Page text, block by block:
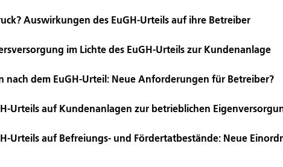
Auswirkungen des EuGH-Urteils auf ihre Betreiber
im Lichte des EuGH-Urteils zur Kundenanlage
nach dem EuGH-Urteil: Neue Anforderungen für Betreiber?
Urteils auf Kundenanlagen zur betrieblichen
Urteils auf Befreiungs- und Fördertatbestände: Neue